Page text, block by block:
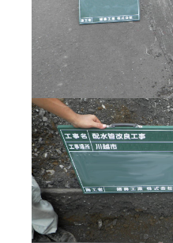
お問い合わせ
協力業者募集
プライバシーポリシー